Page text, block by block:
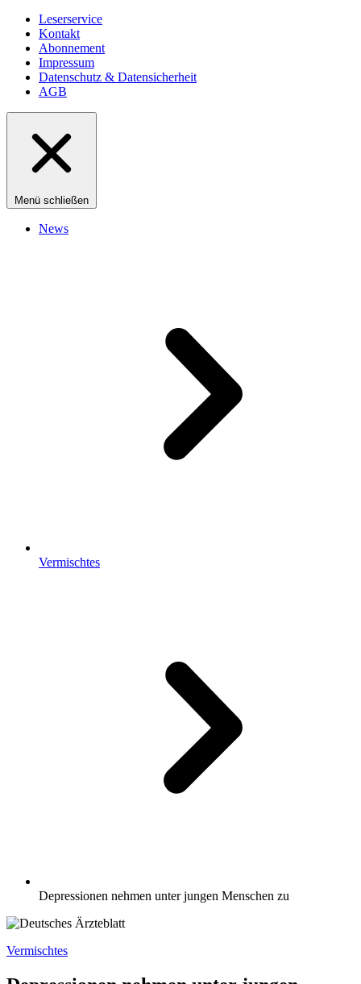
Leserservice
Kontakt
Abonnement
Impressum
Datenschutz & Datensicherheit
AGB
Menü schließen
News
Vermischtes
Depressionen nehmen unter jungen Menschen zu
Vermischtes